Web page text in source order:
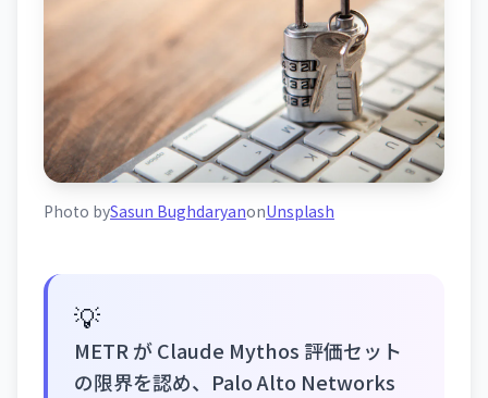
Photo bySasun BughdaryanonUnsplash
💡
METR が Claude Mythos 評価セット
の限界を認め、Palo Alto Networks